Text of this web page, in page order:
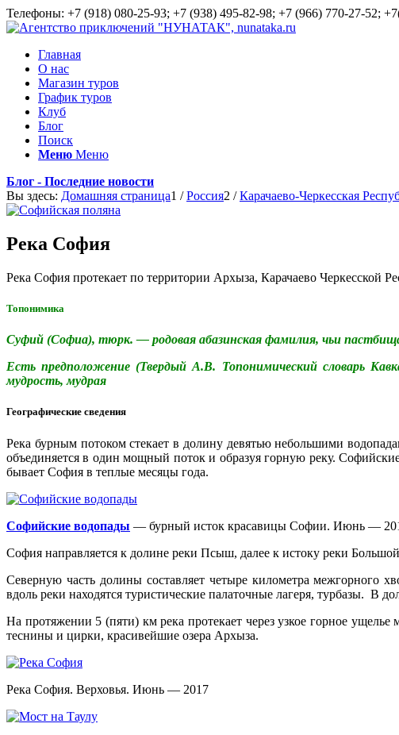
Телефоны: +7 (918) 080-25-93; +7 (938) 495-82-98; +7 (966) 770-27-52;
Главная
О нас
Магазин туров
График туров
Клуб
Блог
Поиск
Меню Меню
Блог - Последние новости
Вы здесь: Домашняя страница1 / Россия2 / Карачаево-Черкесская
Река София
Река София протекает по территории Архыза, Карачаево Черкесской
Топонимика
Суфий (Софиа), тюрк. — родовая абазинская фамилия, чьи пастбища
Есть предположение (Твердый А.В. Топонимический словарь
мудрость, мудрая
Географические сведения
Река бурным потоком стекает в долину девятью небольшими
объединяется в один мощный поток и образуя горную реку.
бывает София в теплые месяцы года.
Софийские водопады — бурный исток красавицы Софии. Июнь —
София направляется к долине реки Псыш, далее к истоку реки
Северную часть долины составляет четыре километра межгорного
вдоль реки находятся туристические палаточные лагеря, турбазы.
На протяжении 5 (пяти) км река протекает через узкое горное
теснины и цирки, красивейшие озера Архыза.
Река София. Верховья. Июнь — 2017